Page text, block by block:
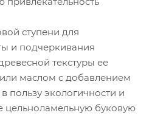
ступени для
и подчеркивания
текстуры ее
маслом с добавлением
пользу экологичности и
цельноламельную буковую